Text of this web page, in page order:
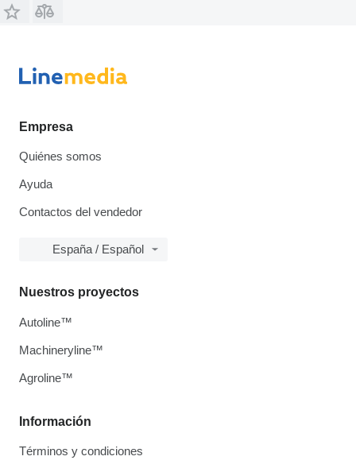
Empresa
Quiénes somos
Ayuda
Contactos del vendedor
España / Español
Información
Términos y condiciones
Nuestros proyectos
Autoline™
Machineryline™
Agroline™